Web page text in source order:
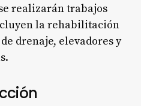
realizarán trabajos
la rehabilitación
drenaje, elevadores y